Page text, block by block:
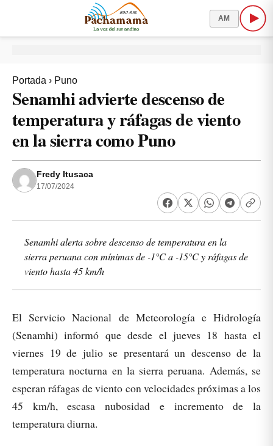
AM
Portada › Puno
Senamhi advierte descenso de
temperatura y ráfagas de viento
en la sierra como Puno
Fredy Itusaca
17/07/2024
Senamhi alerta sobre descenso de temperatura en la
sierra peruana con mínimas de -1°C a -15°C y ráfagas de
viento hasta 45 km/h
El Servicio Nacional de Meteorología e Hidrología
(Senamhi) informó que desde el jueves 18 hasta el
viernes 19 de julio se presentará un descenso de la
temperatura nocturna en la sierra peruana. Además, se
esperan ráfagas de viento con velocidades próximas a los
45 km/h, escasa nubosidad e incremento de la
temperatura diurna.